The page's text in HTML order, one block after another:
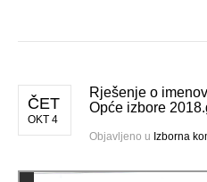
ČET
OKT 4
Rješenje o
Opće izbore
Objavljeno u Izborna